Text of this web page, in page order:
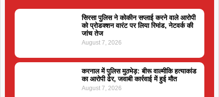
सिरसा पुलिस ने कोकीन सप्लाई करने वाले आरोपी
को प्रोडक्शन वारंट पर लिया रिमांड, नेटवर्क की
जांच तेज
August 7, 2026
करनाल में पुलिस मुठभेड़: बीरू वाल्मीकि हत्याकांड
का आरोपी ढेर, जवाबी कार्रवाई में हुई मौत
August 7, 2026